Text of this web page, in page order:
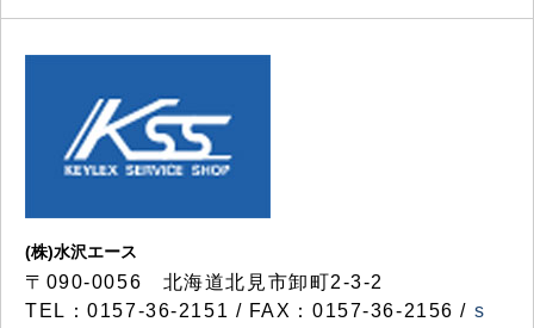
(株)水沢エース
〒090-0056 北海道北見市卸町2-3-2
TEL：0157-36-2151 / FAX：0157-36-2156 / s